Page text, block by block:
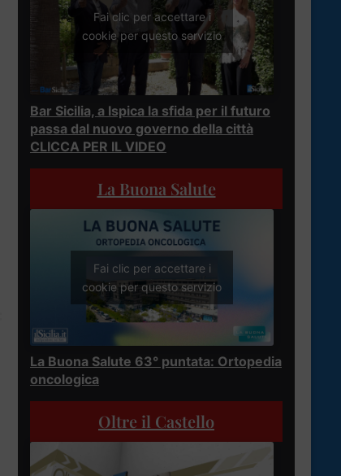
Fai clic per accettare i
cookie per questo servizio
Bar Sicilia, a Ispica la sfida per il futuro
passa dal nuovo governo della città
CLICCA PER IL VIDEO
La Buona Salute
Fai clic per accettare i
cookie per questo servizio
La Buona Salute 63° puntata: Ortopedia
oncologica
Oltre il Castello